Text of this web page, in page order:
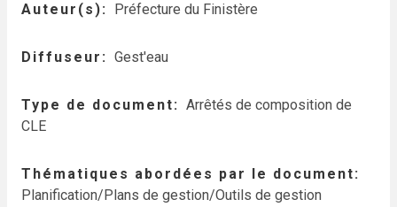
Auteur(s) Préfecture du Finistère
Diffuseur Gest'eau
Type de document
Arrêtés de composition de
CLE
Thématiques abordées par le document
Planification/Plans de gestion/Outils de gestion